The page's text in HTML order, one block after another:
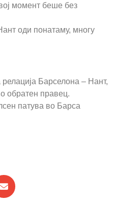
момент беше без
оди понатаму, многу
Барселона – Нант,
обратен правец.
патува во Барса